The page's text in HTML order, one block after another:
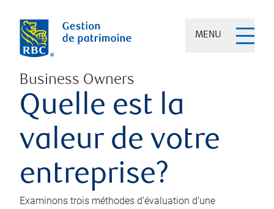
MENU
Business Owners
Quelle est la
valeur de votre
entreprise?
Examinons trois méthodes d’évaluation d’une